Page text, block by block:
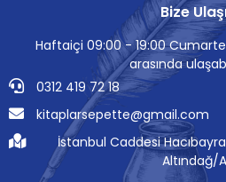
Bize
Haftaiçi 09:00 - 19:00
arasında
0312 419 72 18
kitaplarsepette@gmail.com
İstanbul Caddesi
Altındağ/